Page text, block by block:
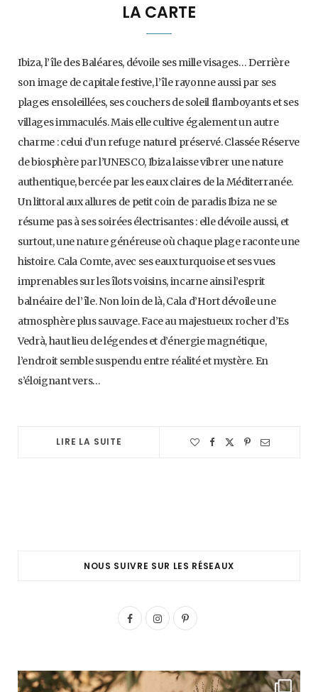
LA CARTE
Ibiza, l’île des Baléares, dévoile ses mille visages… Derrière
son image de capitale festive, l’île rayonne aussi par ses
plages ensoleillées, ses couchers de soleil flamboyants et ses
villages immaculés. Mais elle cultive également un autre
charme : celui d’un refuge naturel préservé. Classée Réserve
de biosphère par l’UNESCO, Ibiza laisse vibrer une nature
authentique, bercée par les eaux claires de la Méditerranée.
Un littoral aux allures de petit coin de paradis Ibiza ne se
résume pas à ses soirées électrisantes : elle dévoile aussi, et
surtout, une nature généreuse où chaque plage raconte une
histoire. Cala Comte, avec ses eaux turquoise et ses vues
imprenables sur les îlots voisins, incarne ainsi l’esprit
balnéaire de l’île. Non loin de là, Cala d’Hort dévoile une
atmosphère plus sauvage. Face au majestueux rocher d’Es
Vedrà, haut lieu de légendes et d’énergie magnétique,
l’endroit semble suspendu entre réalité et mystère. En
s’éloignant vers…
LIRE LA SUITE
NOUS SUIVRE SUR LES RÉSEAUX
F
I
P